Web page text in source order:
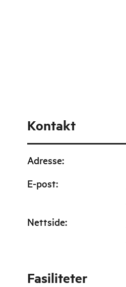
Kontakt
Adresse:
E-post:
Nettside:
Fasiliteter